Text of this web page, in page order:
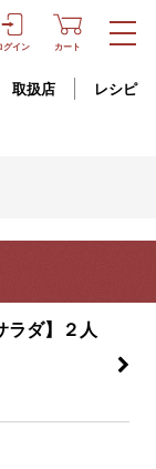
グイン カート
取扱店 レシピ
ラダ】２人